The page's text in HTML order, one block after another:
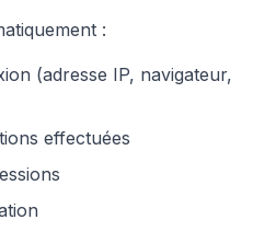
:
(adresse IP, navigateur,
effectuées